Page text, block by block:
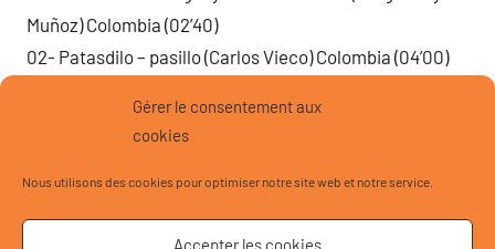
Gérer le consentement aux
cookies
Nous utilisons des cookies pour optimiser notre site web et notre service.
Accepter les cookies
Muñoz) Colombia (02’40)
02- Patasdilo – pasillo (Carlos Vieco) Colombia (04’00)
Venezuela (04’18)
05- El Tercio – joropo (Cristóbal Soto) Venezuela (02’50)